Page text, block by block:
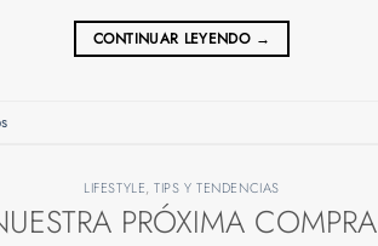
CONTINUAR LEYENDO →
LIFESTYLE,TIPS Y TENDENCIAS
PRÓXIMA COMPRA